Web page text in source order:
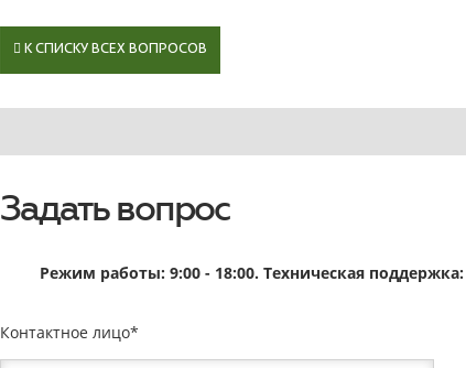
К СПИСКУ ВСЕХ ВОПРОСОВ
Задать вопрос
Режим работы: 9:00 - 18:00. Техническая
Контактное лицо